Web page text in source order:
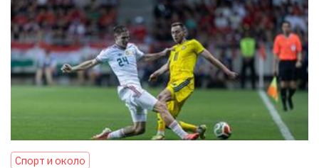
Спорт и около